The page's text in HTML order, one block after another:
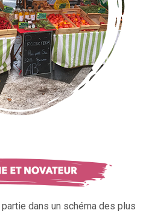
dans un schéma des plus